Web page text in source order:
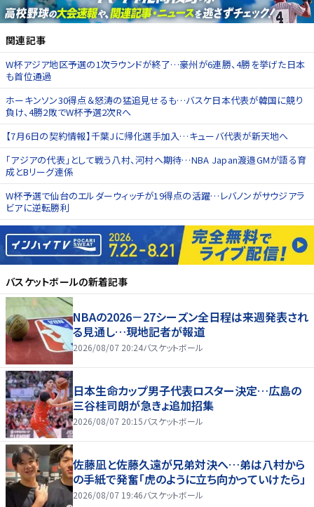
関連記事
W杯アジア地区予選の1次ラウンドが終了…豪州が6連勝、4勝を挙げた日本
も首位通過
ホーキンソン30得点＆怒涛の猛追見せるも…バスケ日本代表が韓国に競り
負け、4勝2敗でW杯予選2次Rへ
【7月6日の契約情報】千葉Jに帰化選手加入…キューバ代表が新天地へ
「アジアの代表」として戦う八村、河村へ期待…NBA Japan渡邉GMが語る育
成とBリーグ連係
W杯予選で仙台のエルダーウィッチが19得点の活躍…レバノンがサウジアラ
ビアに逆転勝利
バスケットボールの新着記事
NBAの2026－27シーズン全日程は来週発表され
る見通し…現地記者が報道
2026/08/07 20:24バスケットボール
日本生命カップ男子代表ロスター決定…広島の
三谷桂司朗が急きょ追加招集
2026/08/07 20:15バスケットボール
佐藤凪と佐藤久遠が兄弟対決へ…弟は八村から
の手紙で発奮「虎のように立ち向かっていけたら」
2026/08/07 19:46バスケットボール